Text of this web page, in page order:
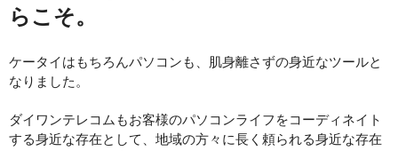
らこそ。
ケータイはもちろんパソコンも、肌身離さずの身近なツールと
なりました。
ダイワンテレコムもお客様のパソコンライフをコーディネイト
する身近な存在として、地域の方々に長く頼られる身近な存在